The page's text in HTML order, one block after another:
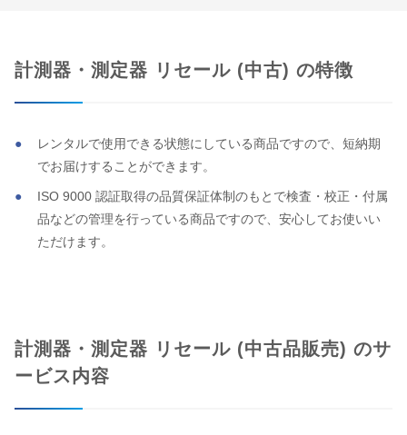
計測器・測定器 リセール (中古) の特徴
レンタルで使用できる状態にしている商品ですので、短納期
でお届けすることができます。
ISO 9000 認証取得の品質保証体制のもとで検査・校正・付属
品などの管理を行っている商品ですので、安心してお使いい
ただけます。
計測器・測定器 リセール (中古品販売) のサ
ービス内容